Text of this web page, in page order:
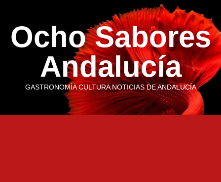
contenido
Ocho Sabores
Andalucía
GASTRONOMÍA CULTURA NOTICIAS DE ANDALUCÍA